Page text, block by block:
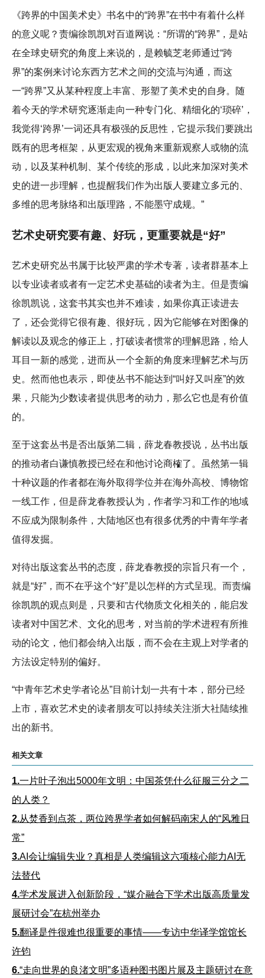
《跨界的中国美术史》书名中的“跨界”在书中有着什么样
的意义呢？责编徐凯凯对百道网说：“所谓的“跨界”，是站
在全球史研究的角度上来说的，是赖毓芝老师通过“跨
界”的案例来讨论东西方艺术之间的交流与沟通，而这
一“跨界”又从某种程度上丰富、形塑了美术史的自身。随
着今天的学术研究逐渐走向一种专门化、精细化的‘琐碎’，
我觉得‘跨界’一词还具有极强的反思性，它提示我们要跳出
既有的思考框架，从更宏观的视角来重新观察人或物的流
动，以及某种机制、某个传统的形成，以此来加深对美术
史的进一步理解，也提醒我们作为出版人要建立多元的、
多维的思考脉络和出版理路，不能墨守成规。”
艺术史研究要有趣、好玩，更重要就是“好”
艺术史研究丛书属于比较严肃的学术专著，读者群基本上
以专业读者或者有一定艺术史基础的读者为主。但是责编
徐凯凯说，这套书其实也并不难读，如果你真正读进去
了，还会觉得它很有趣、很好玩，因为它能够在对图像的
解读以及观念的修正上，打破读者惯常的理解思路，给人
耳目一新的感觉，进而从一个全新的角度来理解艺术与历
史。然而他也表示，即使丛书不能达到“叫好又叫座”的效
果，只能为少数读者提供思考的动力，那么它也是有价值
的。
至于这套丛书是否出版第二辑，薛龙春教授说，丛书出版
的推动者白谦慎教授已经在和他讨论商榷了。虽然第一辑
十种议题的作者都在海外取得学位并在海外高校、博物馆
一线工作，但是薛龙春教授认为，作者学习和工作的地域
不应成为限制条件，大陆地区也有很多优秀的中青年学者
值得发掘。
对待出版这套丛书的态度，薛龙春教授的宗旨只有一个，
就是“好”，而不在乎这个“好”是以怎样的方式呈现。而责编
徐凯凯的观点则是，只要和古代物质文化相关的，能启发
读者对中国艺术、文化的思考，对当前的学术进程有所推
动的论文，他们都会纳入出版，而不会在主观上对学者的
方法设定特别的偏好。
“中青年艺术史学者论丛”目前计划一共有十本，部分已经
上市，喜欢艺术史的读者朋友可以持续关注浙大社陆续推
出的新书。
相关文章
1.一片叶子泡出5000年文明：中国茶凭什么征服三分之二
的人类？
2.从焚香到点茶，两位跨界学者如何解码南宋人的“风雅日
常”
3.AI会让编辑失业？真相是人类编辑这六项核心能力AI无
法替代
4.学术发展进入创新阶段，“媒介融合下学术出版高质量发
展研讨会”在杭州举办
5.翻译是件很难也很重要的事情——专访中华译学馆馆长
许钧
6.“走向世界的良渚文明”多语种图书图片展及主题研讨在意